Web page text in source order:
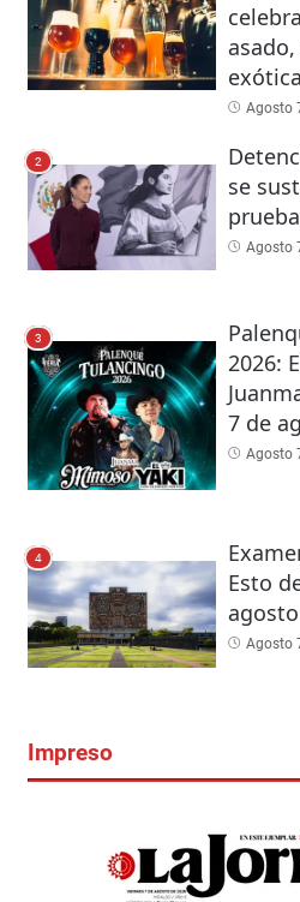
Agosto
2
se
Agosto
3
2026:
7 de
Agosto
4
Esto
agosto
Agosto
Impreso